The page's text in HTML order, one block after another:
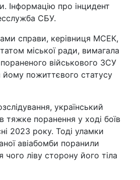
Інформацію про інцидент
СБУ.
справи, керівниця МСЕК,
міської ради, вимагала
військового ЗСУ
йому пожиттєвого статусу
український
тяжке поранення у ході боїв
2023 року. Тоді уламки
авіабомби поранили
чого ліву сторону його тіла